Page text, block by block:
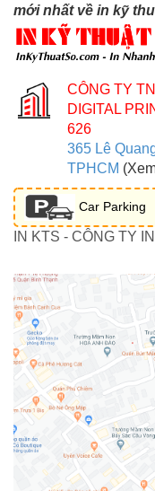
mới nhất về in kỹ
CÔNG TY
DIGITAL
626
365 Lê
TPHCM
Car Parking
IN KTS - CÔNG TY